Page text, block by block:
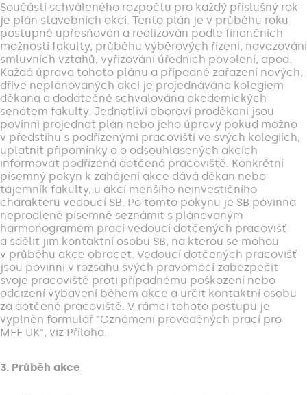
Součástí schváleného rozpočtu pro každý příslušný rok
je plán stavebních akcí. Tento plán je v průběhu roku
postupně upřesňován a realizován podle finančních
možností fakulty, průběhu výběrových řízení, navazování
smluvních vztahů, vyřizování úředních povolení, apod.
Každá úprava tohoto plánu a případné zařazení nových,
dříve neplánovaných akcí je projednávána kolegiem
děkana a dodatečně schvalována akedemických
senátem fakulty. Jednotliví oboroví proděkani jsou
povinni projednat plán nebo jeho úpravy pokud možno
v předstihu s podřízenými pracovišti ve svých kolegiích,
uplatnit připomínky a o odsouhlasených akcích
informovat podřízená dotčená pracoviště. Konkrétní
písemný pokyn k zahájení akce dává děkan nebo
tajemník fakulty, u akcí menšího neinvestičního
charakteru vedoucí SB. Po tomto pokynu je SB povinna
neprodleně písemně seznámit s plánovaným
harmonogramem prací vedoucí dotčených pracovišť
a sdělit jim kontaktní osobu SB, na kterou se mohou
v průběhu akce obracet. Vedoucí dotčených pracovišť
jsou povinni v rozsahu svých pravomocí zabezpečit
svoje pracoviště proti případnému poškození nebo
odcizení vybavení během akce a určit kontaktní osobu
za dotčené pracoviště. V rámci tohoto postupu je
vyplněn formulář "Oznámení prováděných prací pro
MFF UK", viz Příloha.
3. Průběh akce